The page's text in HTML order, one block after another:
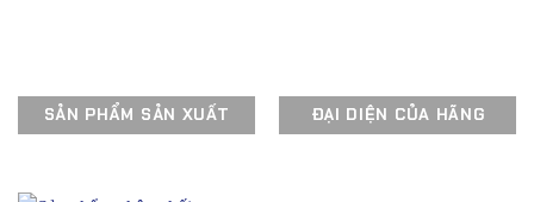
SẢN PHẨM SẢN XUẤT ĐẠI DIỆN CỦA HÃNG